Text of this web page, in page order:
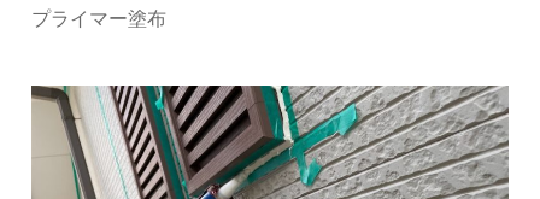
プライマー塗布